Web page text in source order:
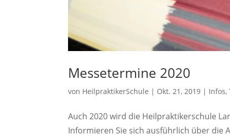
Messetermine 2020
von HeilpraktikerSchule | Okt. 21, 2019 | Infos,
Auch 2020 wird die Heilpraktikerschule
Informieren Sie sich ausführlich über die